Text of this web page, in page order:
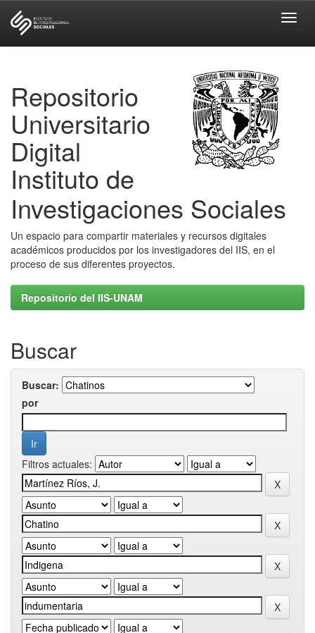
Repositorio
Universitario
Digital
Instituto de
Investigaciones Sociales
Un espacio para compartir materiales y recursos digitales
académicos producidos por los investigadores del IIS, en el
proceso de sus diferentes proyectos.
Repositorio del IIS-UNAM
Buscar
Buscar:
por
Filtros actuales: